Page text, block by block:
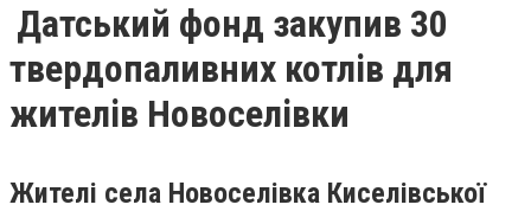
Датський фонд закупив 30
твердопаливних котлів для
жителів Новоселівки
Жителі села Новоселівка Киселівської